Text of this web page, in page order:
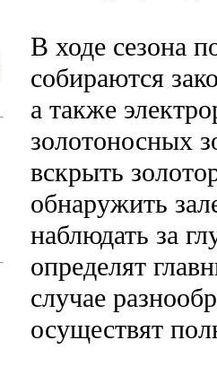
В ходе сезона
собираются
а также
золотоносных
вскрыть
обнаружить
наблюдать за
определят
случае
осуществят